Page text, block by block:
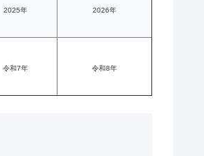
2025年 2026年
令和7年 令和8年